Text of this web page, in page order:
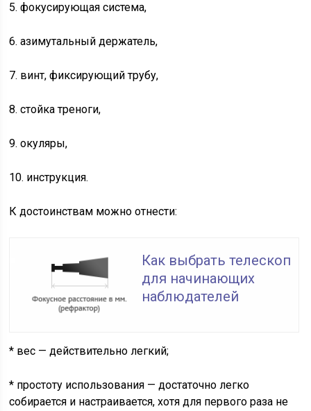
5. фокусирующая система,
6. азимутальный держатель,
7. винт, фиксирующий трубу,
8. стойка треноги,
9. окуляры,
10. инструкция.
К достоинствам можно отнести:
Как выбрать телескоп
для начинающих
наблюдателей
* вес — действительно легкий;
* простоту использования — достаточно легко
собирается и настраивается, хотя для первого раза не